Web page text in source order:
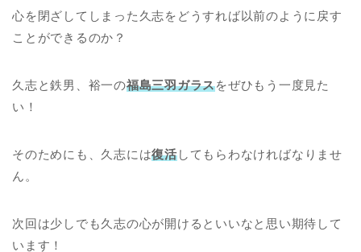
心を閉ざしてしまった久志をどうすれば以前のように戻す
ことができるのか？
久志と鉄男、裕一の福島三羽ガラスをぜひもう一度見た
い！
そのためにも、久志には復活してもらわなければなりませ
ん。
次回は少しでも久志の心が開けるといいなと思い期待して
います！